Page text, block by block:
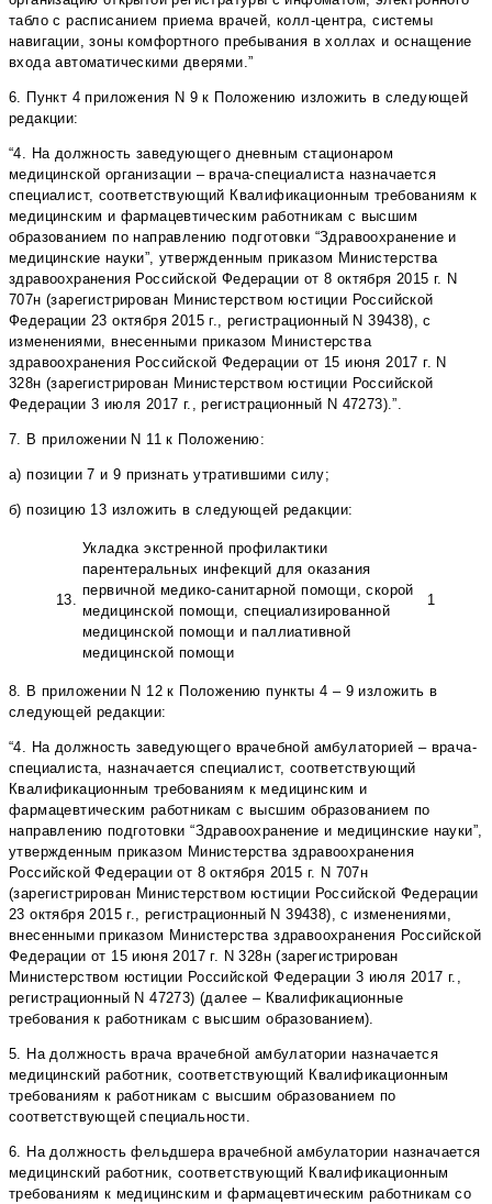
табло с расписанием приема врачей, колл-центра, системы
навигации, зоны комфортного пребывания в холлах и оснащение
входа автоматическими дверями.”
6. Пункт 4 приложения N 9 к Положению изложить в следующей
редакции:
“4. На должность заведующего дневным стационаром
медицинской организации – врача-специалиста назначается
специалист, соответствующий Квалификационным требованиям к
медицинским и фармацевтическим работникам с высшим
образованием по направлению подготовки “Здравоохранение и
медицинские науки”, утвержденным приказом Министерства
здравоохранения Российской Федерации от 8 октября 2015 г. N
707н (зарегистрирован Министерством юстиции Российской
Федерации 23 октября 2015 г., регистрационный N 39438), с
изменениями, внесенными приказом Министерства
здравоохранения Российской Федерации от 15 июня 2017 г. N
328н (зарегистрирован Министерством юстиции Российской
Федерации 3 июля 2017 г., регистрационный N 47273).”.
7. В приложении N 11 к Положению:
а) позиции 7 и 9 признать утратившими силу;
б) позицию 13 изложить в следующей редакции:
13.
Укладка экстренной профилактики
парентеральных инфекций для оказания
первичной медико-санитарной помощи, скорой
медицинской помощи, специализированной
медицинской помощи и паллиативной
медицинской помощи
1
8. В приложении N 12 к Положению пункты 4 – 9 изложить в
следующей редакции:
“4. На должность заведующего врачебной амбулаторией – врача-
специалиста, назначается специалист, соответствующий
Квалификационным требованиям к медицинским и
фармацевтическим работникам с высшим образованием по
направлению подготовки “Здравоохранение и медицинские науки”,
утвержденным приказом Министерства здравоохранения
Российской Федерации от 8 октября 2015 г. N 707н
(зарегистрирован Министерством юстиции Российской Федерации
23 октября 2015 г., регистрационный N 39438), с изменениями,
внесенными приказом Министерства здравоохранения Российской
Федерации от 15 июня 2017 г. N 328н (зарегистрирован
Министерством юстиции Российской Федерации 3 июля 2017 г.,
регистрационный N 47273) (далее – Квалификационные
требования к работникам с высшим образованием).
5. На должность врача врачебной амбулатории назначается
медицинский работник, соответствующий Квалификационным
требованиям к работникам с высшим образованием по
соответствующей специальности.
6. На должность фельдшера врачебной амбулатории назначается
медицинский работник, соответствующий Квалификационным
требованиям к медицинским и фармацевтическим работникам со